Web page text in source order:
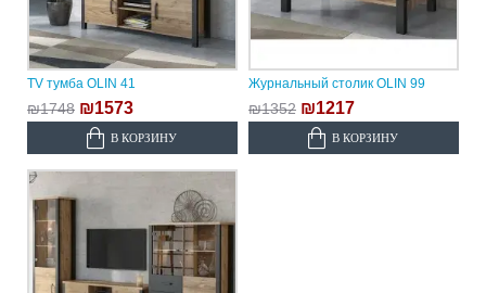
TV тумба OLIN 41
₪1748 ₪1573
В КОРЗИНУ
Журнальный столик OLIN 99
₪1352 ₪1217
В КОРЗИНУ